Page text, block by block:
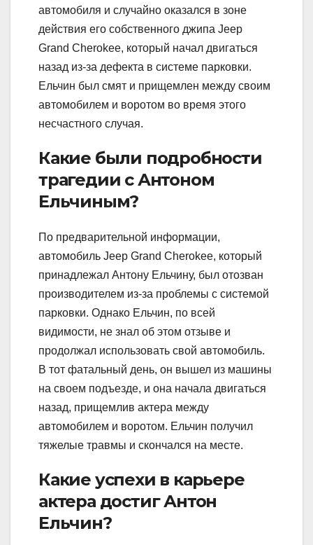
автомобиля и случайно оказался в зоне
действия его собственного джипа Jeep
Grand Cherokee, который начал двигаться
назад из-за дефекта в системе парковки.
Ельчин был смят и прищемлен между своим
автомобилем и воротом во время этого
несчастного случая.
Какие были подробности
трагедии с Антоном
Ельчиным?
По предварительной информации,
автомобиль Jeep Grand Cherokee, который
принадлежал Антону Ельчину, был отозван
производителем из-за проблемы с системой
парковки. Однако Ельчин, по всей
видимости, не знал об этом отзыве и
продолжал использовать свой автомобиль.
В тот фатальный день, он вышел из машины
на своем подъезде, и она начала двигаться
назад, прищемлив актера между
автомобилем и воротом. Ельчин получил
тяжелые травмы и скончался на месте.
Какие успехи в карьере
актера достиг Антон
Ельчин?